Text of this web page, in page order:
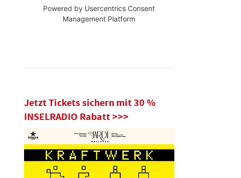
Powered by Usercentrics Consent
Management Platform
Jetzt Tickets sichern mit 30 %
INSELRADIO Rabatt >>>